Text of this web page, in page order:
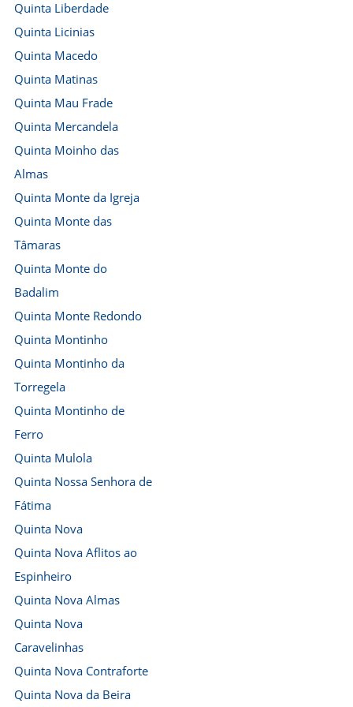
Quinta Liberdade
Quinta Licinias
Quinta Macedo
Quinta Matinas
Quinta Mau Frade
Quinta Mercandela
Quinta Moinho das
Almas
Quinta Monte da Igreja
Quinta Monte das
Tâmaras
Quinta Monte do
Badalim
Quinta Monte Redondo
Quinta Montinho
Quinta Montinho da
Torregela
Quinta Montinho de
Ferro
Quinta Mulola
Quinta Nossa Senhora de
Fátima
Quinta Nova
Quinta Nova Aflitos ao
Espinheiro
Quinta Nova Almas
Quinta Nova
Caravelinhas
Quinta Nova Contraforte
Quinta Nova da Beira